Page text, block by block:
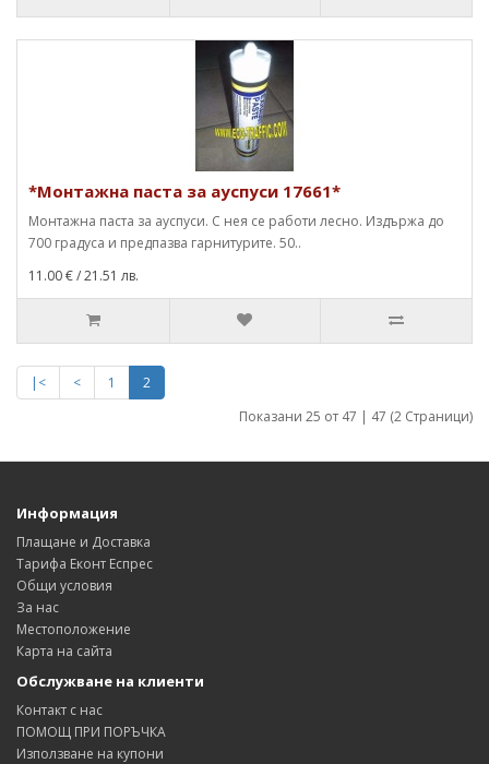
*Монтажна паста за ауспуси 17661*
Монтажна паста за ауспуси. С нея се работи лесно. Издържа до
700 градуса и предпазва гарнитурите. 50..
11.00 €/ 21.51 лв.
|< < 1
2
Показани 25 от 47 | 47 (2 Страници)
Информация
Плащане и Доставка
Тарифа Еконт Еспрес
Общи условия
За нас
Местоположение
Карта на сайта
Обслужване на клиенти
Контакт с нас
ПОМОЩ ПРИ ПОРЪЧКА
Използване на купони